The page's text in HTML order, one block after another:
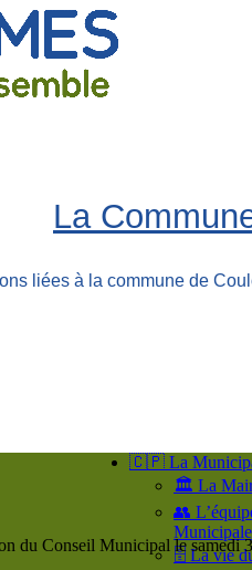
La
liées à la commune de
🇨🇵 La
🏛️ La
👥​
Municipale
🗄️ La vie
du Conseil Municipal le samedi